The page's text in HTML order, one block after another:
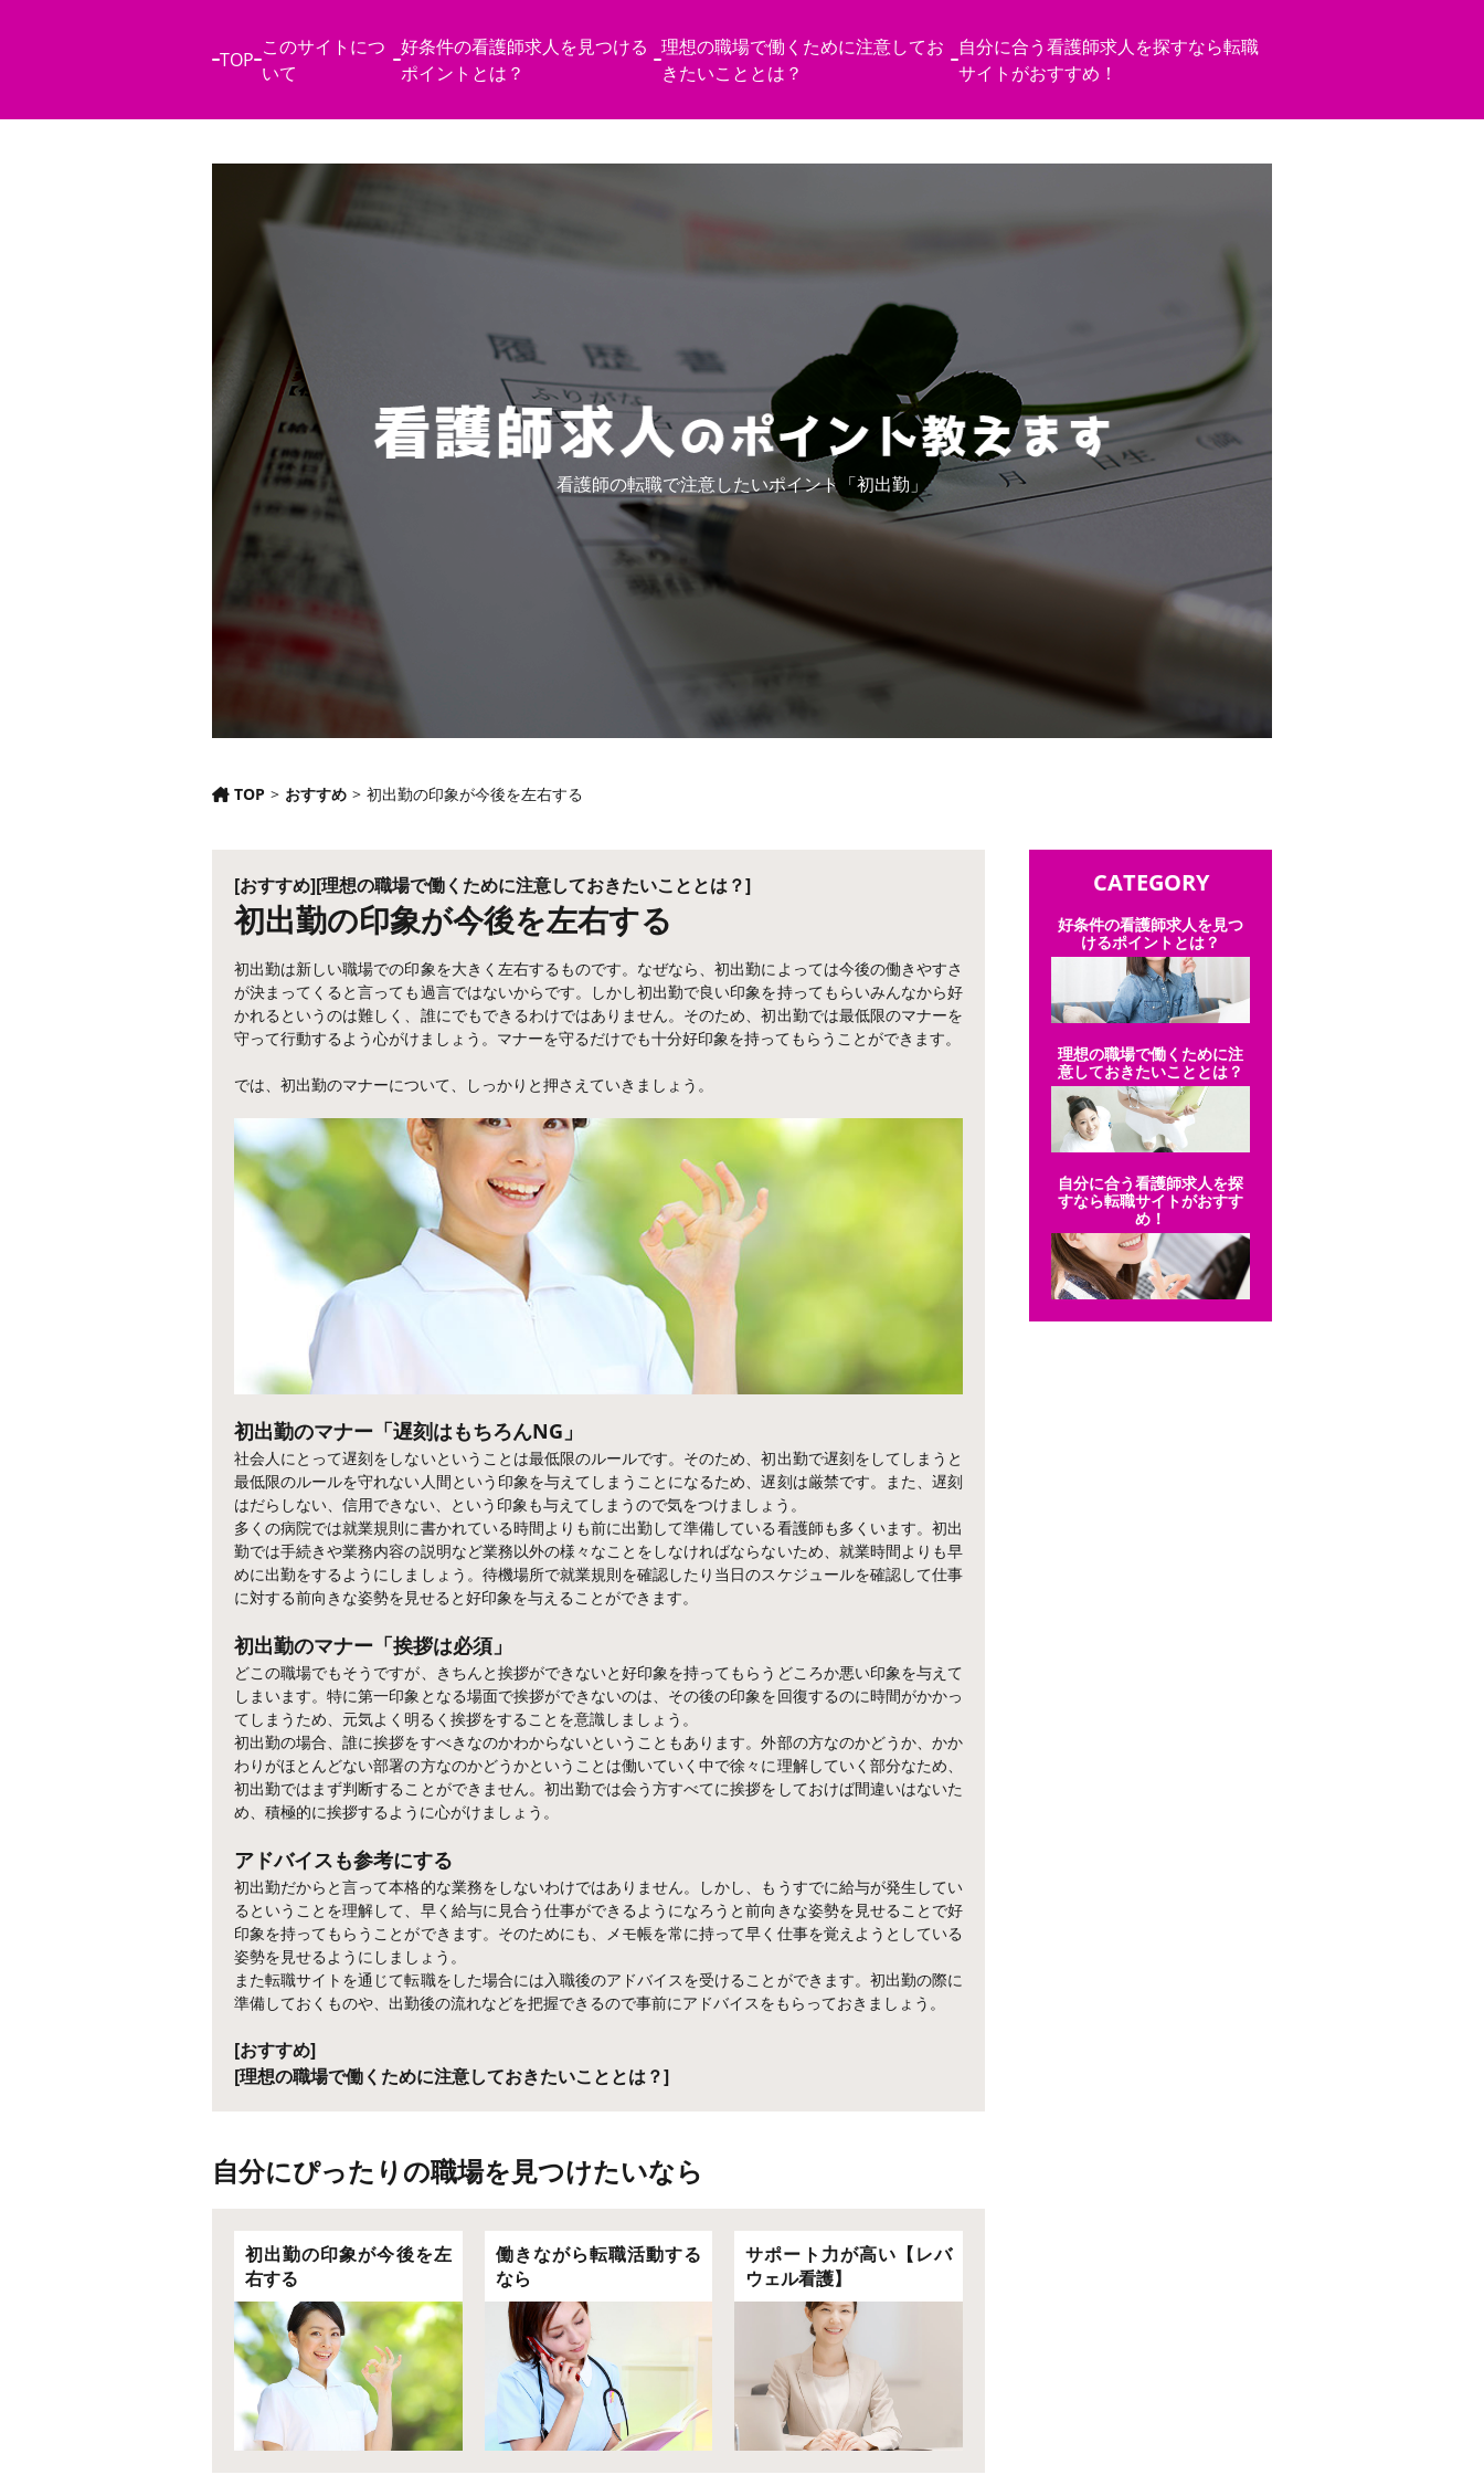
TOP
このサイトにつ
いて
好条件の看護師求人を見つける
ポイントとは？
理想の職場で働くために注意してお
きたいこととは？
自分に合う看護師求人を探すなら転職
サイトがおすすめ！
看護師の転職で注意したいポイント「初出勤」
TOP > おすすめ > 初出勤の印象が今後を左右する
[おすすめ][理想の職場で働くために注意しておきたいこととは？]
初出勤の印象が今後を左右する
初出勤は新しい職場での印象を大きく左右するものです。なぜなら、初出勤によっては今後の働きやすさ
が決まってくると言っても過言ではないからです。しかし初出勤で良い印象を持ってもらいみんなから好
かれるというのは難しく、誰にでもできるわけではありません。そのため、初出勤では最低限のマナーを
守って行動するよう心がけましょう。マナーを守るだけでも十分好印象を持ってもらうことができます。
では、初出勤のマナーについて、しっかりと押さえていきましょう。
初出勤のマナー「遅刻はもちろんNG」
社会人にとって遅刻をしないということは最低限のルールです。そのため、初出勤で遅刻をしてしまうと
最低限のルールを守れない人間という印象を与えてしまうことになるため、遅刻は厳禁です。また、遅刻
はだらしない、信用できない、という印象も与えてしまうので気をつけましょう。
多くの病院では就業規則に書かれている時間よりも前に出勤して準備している看護師も多くいます。初出
勤では手続きや業務内容の説明など業務以外の様々なことをしなければならないため、就業時間よりも早
めに出勤をするようにしましょう。待機場所で就業規則を確認したり当日のスケジュールを確認して仕事
に対する前向きな姿勢を見せると好印象を与えることができます。
初出勤のマナー「挨拶は必須」
どこの職場でもそうですが、きちんと挨拶ができないと好印象を持ってもらうどころか悪い印象を与えて
しまいます。特に第一印象となる場面で挨拶ができないのは、その後の印象を回復するのに時間がかかっ
てしまうため、元気よく明るく挨拶をすることを意識しましょう。
初出勤の場合、誰に挨拶をすべきなのかわからないということもあります。外部の方なのかどうか、かか
わりがほとんどない部署の方なのかどうかということは働いていく中で徐々に理解していく部分なため、
初出勤ではまず判断することができません。初出勤では会う方すべてに挨拶をしておけば間違いはないた
め、積極的に挨拶するように心がけましょう。
アドバイスも参考にする
初出勤だからと言って本格的な業務をしないわけではありません。しかし、もうすでに給与が発生してい
るということを理解して、早く給与に見合う仕事ができるようになろうと前向きな姿勢を見せることで好
印象を持ってもらうことができます。そのためにも、メモ帳を常に持って早く仕事を覚えようとしている
姿勢を見せるようにしましょう。
また転職サイトを通じて転職をした場合には入職後のアドバイスを受けることができます。初出勤の際に
準備しておくものや、出勤後の流れなどを把握できるので事前にアドバイスをもらっておきましょう。
[おすすめ]
[理想の職場で働くために注意しておきたいこととは？]
自分にぴったりの職場を見つけたいなら
初出勤の印象が今後を左
右する
働きながら転職活動する
なら
サポート力が高い【レバ
ウェル看護】
CATEGORY
好条件の看護師求人を見つ
けるポイントとは？
理想の職場で働くために注
意しておきたいこととは？
自分に合う看護師求人を探
すなら転職サイトがおすす
め！